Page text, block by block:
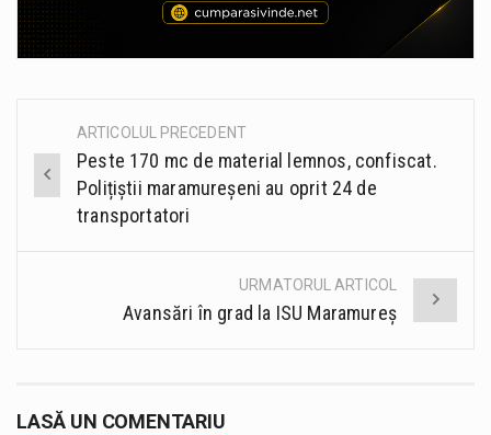
Post
navigation
ARTICOLUL PRECEDENT
Peste 170 mc de material lemnos, confiscat.
Polițiștii maramureșeni au oprit 24 de
transportatori
URMATORUL ARTICOL
Avansări în grad la ISU Maramureș
LASĂ UN COMENTARIU